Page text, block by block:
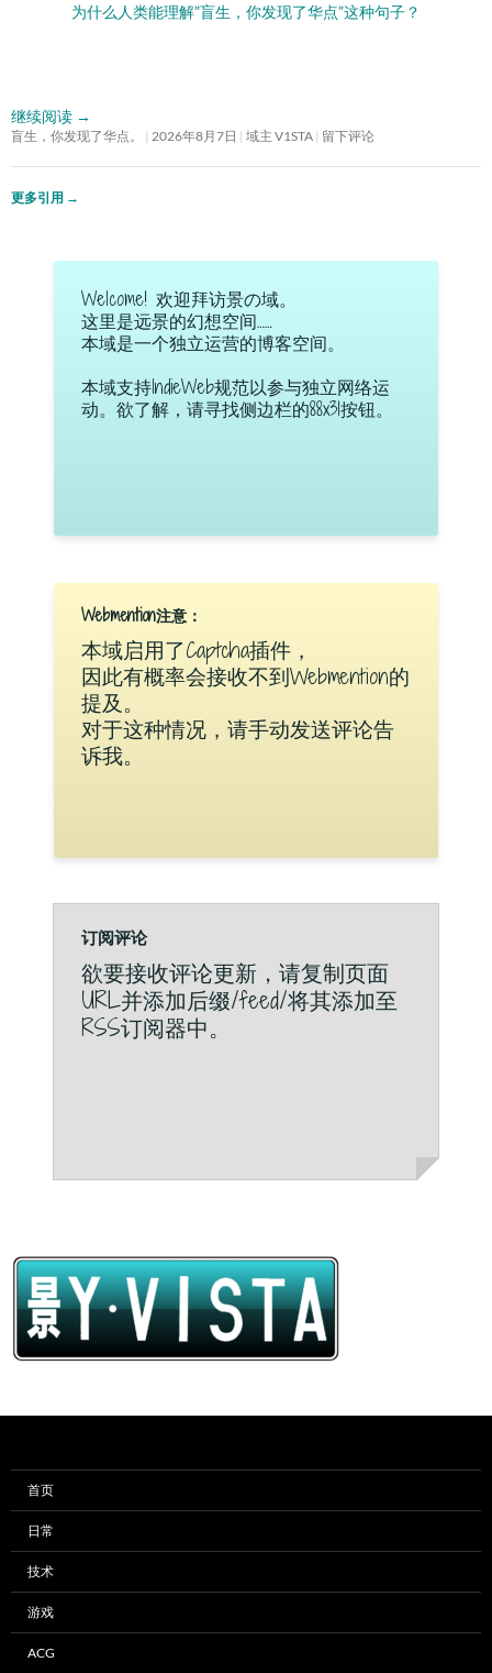
为什么人类能理解”盲生，你发现了华点”这种句子？
继续阅读 →
盲生，你发现了华点。 2026年8月7日 域主 V1STA 留下评论
更多引用 →
Welcome! 欢迎拜访景の域。
这里是远景的幻想空间……
本域是一个独立运营的博客空间。
本域支持IndieWeb规范以参与独立网络运
动。欲了解，请寻找侧边栏的88x31按钮。
Webmention注意：
本域启用了Captcha插件，
因此有概率会接收不到Webmention的
提及。
对于这种情况，请手动发送评论告
诉我。
订阅评论
欲要接收评论更新，请复制页面
URL并添加后缀/feed/将其添加至
RSS订阅器中。
首页
日常
技术
游戏
ACG